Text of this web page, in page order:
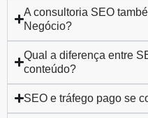
A consultoria SEO
Negócio?
Qual a diferença entre
conteúdo?
SEO e tráfego pago se